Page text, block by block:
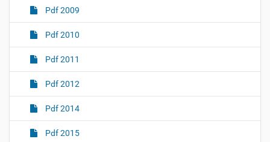
Pdf 2009
Pdf 2010
Pdf 2011
Pdf 2012
Pdf 2014
Pdf 2015